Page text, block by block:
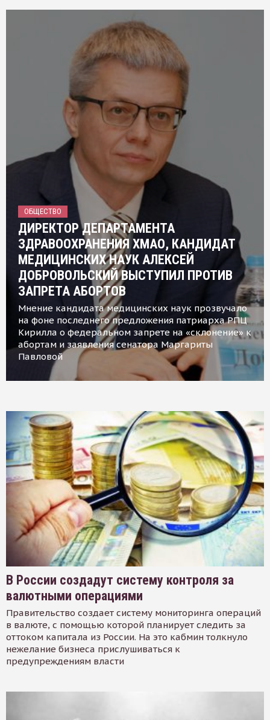
ОБЩЕСТВО
ДИРЕКТОР ДЕПАРТАМЕНТА
ЗДРАВООХРАНЕНИЯ ХМАО, КАНДИДАТ
МЕДИЦИНСКИХ НАУК АЛЕКСЕЙ
ДОБРОВОЛЬСКИЙ ВЫСТУПИЛ ПРОТИВ
ЗАПРЕТА АБОРТОВ
Мнение кандидата медицинских наук прозвучало
на фоне последнего предложения патриарха РПЦ
Кирилла о федеральном запрете на «склонение» к
абортам и заявления сенатора Маргариты
Павловой
В России создадут систему контроля за
валютными операциями
Правительство создает систему мониторинга операций
в валюте, с помощью которой планирует следить за
оттоком капитала из России. На это кабмин толкнуло
нежелание бизнеса прислушиваться к
предупреждениям власти